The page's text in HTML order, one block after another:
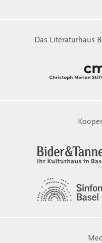
Das Literaturhaus